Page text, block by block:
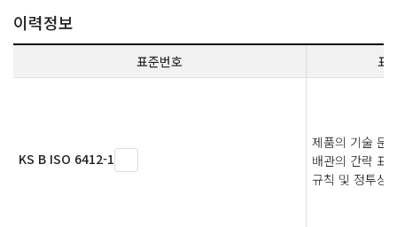
이력정보
표준번호 표
KS B ISO 6412-1
제품의 기술 문
배관의 간략 표
규칙 및 정투상